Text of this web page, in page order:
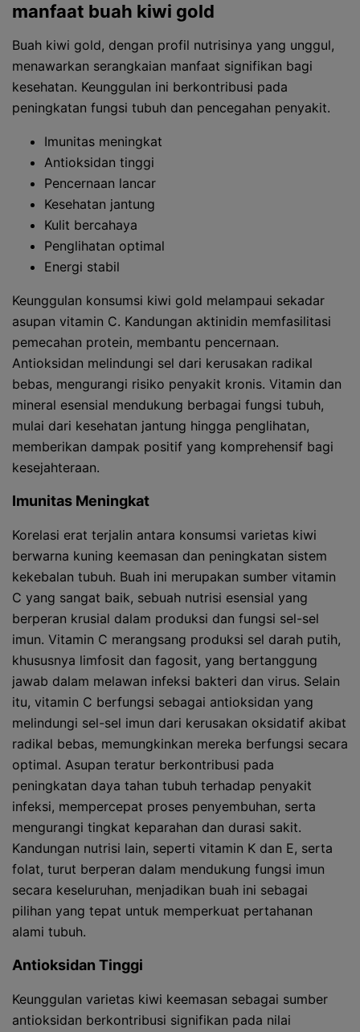
manfaat buah kiwi gold
Buah kiwi gold, dengan profil nutrisinya yang unggul,
menawarkan serangkaian manfaat signifikan bagi
kesehatan. Keunggulan ini berkontribusi pada
peningkatan fungsi tubuh dan pencegahan penyakit.
Imunitas meningkat
Antioksidan tinggi
Pencernaan lancar
Kesehatan jantung
Kulit bercahaya
Penglihatan optimal
Energi stabil
Keunggulan konsumsi kiwi gold melampaui sekadar
asupan vitamin C. Kandungan aktinidin memfasilitasi
pemecahan protein, membantu pencernaan.
Antioksidan melindungi sel dari kerusakan radikal
bebas, mengurangi risiko penyakit kronis. Vitamin dan
mineral esensial mendukung berbagai fungsi tubuh,
mulai dari kesehatan jantung hingga penglihatan,
memberikan dampak positif yang komprehensif bagi
kesejahteraan.
Imunitas Meningkat
Korelasi erat terjalin antara konsumsi varietas kiwi
berwarna kuning keemasan dan peningkatan sistem
kekebalan tubuh. Buah ini merupakan sumber vitamin
C yang sangat baik, sebuah nutrisi esensial yang
berperan krusial dalam produksi dan fungsi sel-sel
imun. Vitamin C merangsang produksi sel darah putih,
khususnya limfosit dan fagosit, yang bertanggung
jawab dalam melawan infeksi bakteri dan virus. Selain
itu, vitamin C berfungsi sebagai antioksidan yang
melindungi sel-sel imun dari kerusakan oksidatif akibat
radikal bebas, memungkinkan mereka berfungsi secara
optimal. Asupan teratur berkontribusi pada
peningkatan daya tahan tubuh terhadap penyakit
infeksi, mempercepat proses penyembuhan, serta
mengurangi tingkat keparahan dan durasi sakit.
Kandungan nutrisi lain, seperti vitamin K dan E, serta
folat, turut berperan dalam mendukung fungsi imun
secara keseluruhan, menjadikan buah ini sebagai
pilihan yang tepat untuk memperkuat pertahanan
alami tubuh.
Antioksidan Tinggi
Keunggulan varietas kiwi keemasan sebagai sumber
antioksidan berkontribusi signifikan pada nilai